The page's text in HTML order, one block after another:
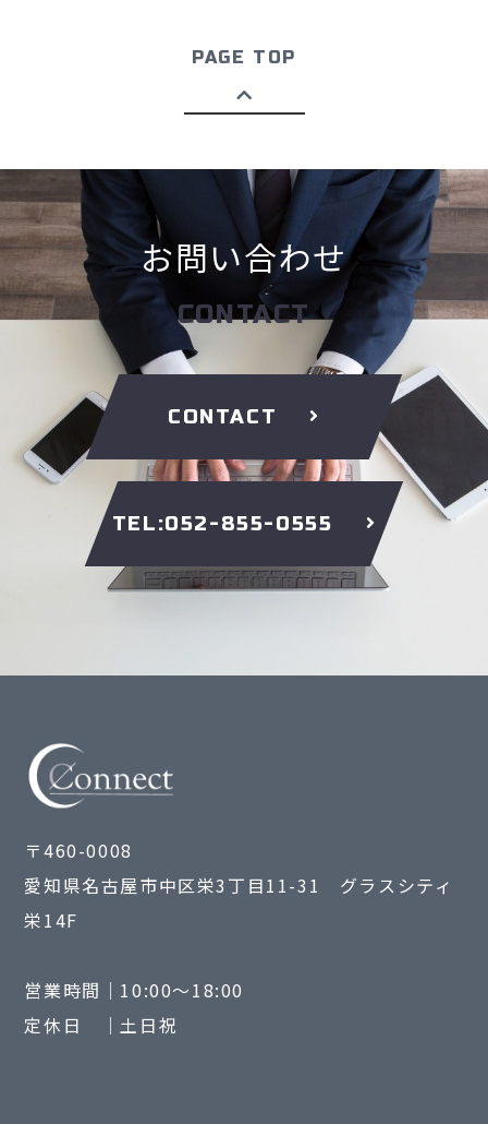
PAGE TOP
お問い合わせ
CONTACT
CONTACT
TEL:052-855-0555
〒460-0008
愛知県名古屋市中区栄3丁目11-31 グラスシティ
栄14F
営業時間｜10:00～18:00
定休日 ｜土日祝